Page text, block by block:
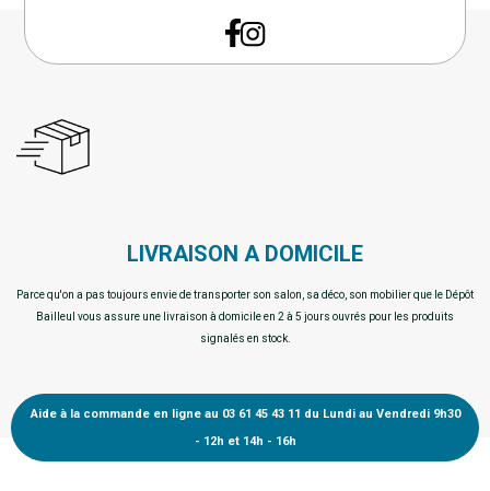
LIVRAISON A DOMICILE
Parce qu'on a pas toujours envie de transporter son salon, sa déco, son mobilier que le Dépôt
Bailleul vous assure une livraison à domicile en 2 à 5 jours ouvrés pour les produits
signalés en stock.
Aide à la commande en ligne au 03 61 45 43 11 du Lundi au Vendredi 9h30
- 12h et 14h - 16h